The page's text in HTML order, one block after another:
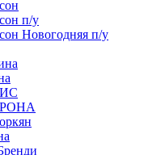
п/у
Новогодняя п/у